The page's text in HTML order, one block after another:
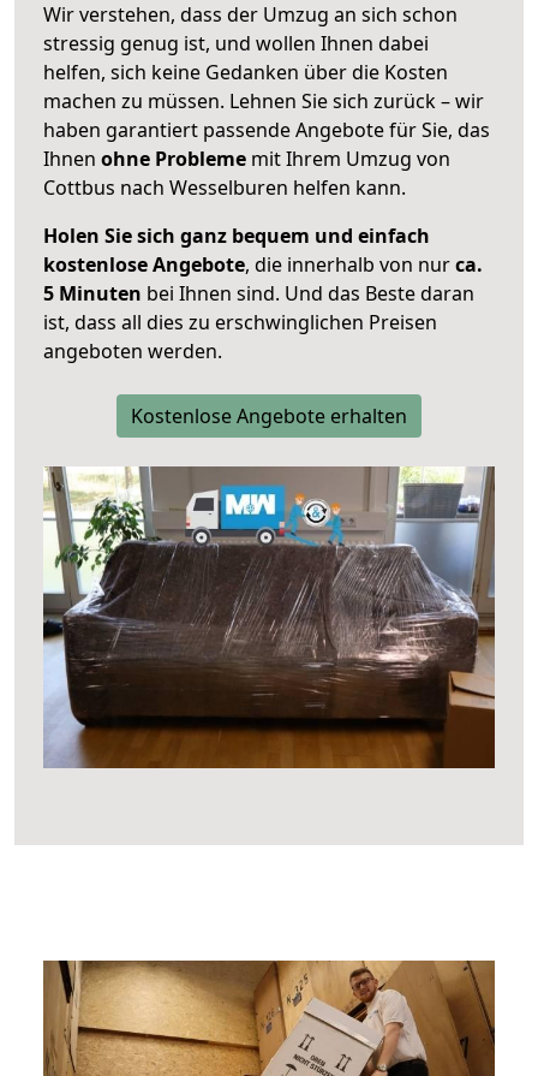
Wir verstehen, dass der Umzug an sich schon
stressig genug ist, und wollen Ihnen dabei
helfen, sich keine Gedanken über die Kosten
machen zu müssen. Lehnen Sie sich zurück – wir
haben garantiert passende Angebote für Sie, das
Ihnen ohne Probleme mit Ihrem Umzug von
Cottbus nach Wesselburen helfen kann.
Holen Sie sich ganz bequem und einfach
kostenlose Angebote, die innerhalb von nurca.
5 Minuten bei Ihnen sind. Und das Beste daran
ist, dass all dies zu erschwinglichen Preisen
angeboten werden.
Kostenlose Angebote erhalten